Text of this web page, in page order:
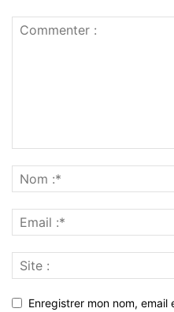
Enregistrer mon nom,